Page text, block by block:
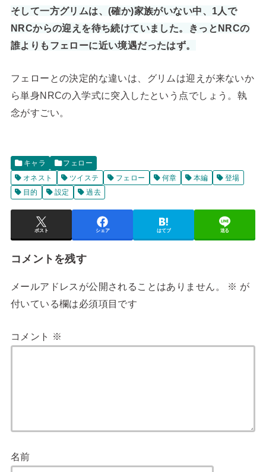
そして一方グリムは、(確か)家族がいない中、1人で
NRCからの迎えを待ち続けていました。きっとNRCの
誰よりもフェローに近い境遇だったはず。
フェローとの決定的な違いは、グリムは迎えが来ないか
ら単身NRCの入学式に突入したという点でしょう。執
念がすごい。
キャラ
フェロー
オネスト
ツイステ フェロー 何章 本編
登場
目的
設定 過去
ポスト シェア はてブ 送る
コメントを残す
メールアドレスが公開されることはありません。 ※ が
付いている欄は必須項目です
コメント ※
名前